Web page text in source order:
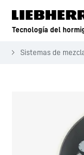
Tecnología del
Sistemas de